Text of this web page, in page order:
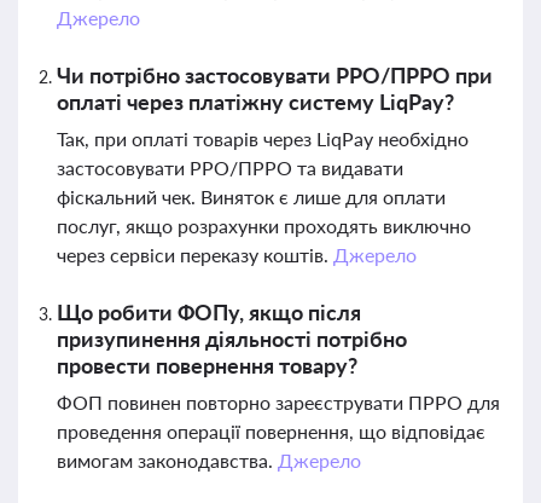
Джерело
Чи потрібно застосовувати РРО/ПРРО при
оплаті через платіжну систему LiqPay?
Так, при оплаті товарів через LiqPay необхідно
застосовувати РРО/ПРРО та видавати
фіскальний чек. Виняток є лише для оплати
послуг, якщо розрахунки проходять виключно
через сервіси переказу коштів. Джерело
Що робити ФОПу, якщо після
призупинення діяльності потрібно
провести повернення товару?
ФОП повинен повторно зареєструвати ПРРО для
проведення операції повернення, що відповідає
вимогам законодавства. Джерело